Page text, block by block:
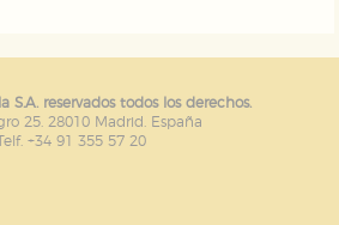
S.A. reservados todos los derechos.
25. 28010 Madrid. España
Telf. +34 91 355 57 20